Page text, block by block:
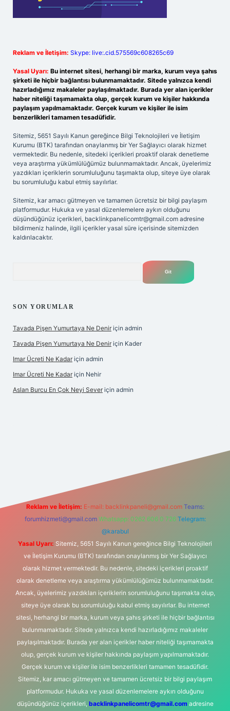
Reklam ve İletişim: Skype: live:.cid.575569c608265c69
Yasal Uyarı: Bu internet sitesi, herhangi bir marka, kurum veya şahıs
şirketi ile hiçbir bağlantısı bulunmamaktadır. Sitede yalnızca kendi
hazırladığımız makaleler paylaşılmaktadır. Burada yer alan içerikler
haber niteliği taşımamakta olup, gerçek kurum ve kişiler hakkında
paylaşım yapılmamaktadır. Gerçek kurum ve kişiler ile isim
benzerlikleri tamamen tesadüfidir.
Sitemiz, 5651 Sayılı Kanun gereğince Bilgi Teknolojileri ve İletişim
Kurumu (BTK) tarafından onaylanmış bir Yer Sağlayıcı olarak hizmet
vermektedir. Bu nedenle, sitedeki içerikleri proaktif olarak denetleme
veya araştırma yükümlülüğümüz bulunmamaktadır. Ancak, üyelerimiz
yazdıkları içeriklerin sorumluluğunu taşımakta olup, siteye üye olarak
bu sorumluluğu kabul etmiş sayılırlar.
Sitemiz, kar amacı gütmeyen ve tamamen ücretsiz bir bilgi paylaşım
platformudur. Hukuka ve yasal düzenlemelere aykırı olduğunu
düşündüğünüz içerikleri, backlinkpanelicomtr@gmail.com adresine
bildirmeniz halinde, ilgili içerikler yasal süre içerisinde sitemizden
kaldırılacaktır.
SON YORUMLAR
Tavada Pişen Yumurtaya Ne Denir için admin
Tavada Pişen Yumurtaya Ne Denir için Kader
Imar Ücreti Ne Kadar için admin
Imar Ücreti Ne Kadar için Nehir
Aslan Burcu En Çok Neyi Sever için admin
Reklam ve İletişim: E-mail: backlinkpaneli@gmail.com Teams:
forumhizmeti@gmail.com Whatsapp: 0262 606 0 726 Telegram:
@karabul
Yasal Uyarı: Sitemiz, 5651 Sayılı Kanun gereğince Bilgi Teknolojileri
ve İletişim Kurumu (BTK) tarafından onaylanmış bir Yer Sağlayıcı
olarak hizmet vermektedir. Bu nedenle, sitedeki içerikleri proaktif
olarak denetleme veya araştırma yükümlülüğümüz bulunmamaktadır.
Ancak, üyelerimiz yazdıkları içeriklerin sorumluluğunu taşımakta olup,
siteye üye olarak bu sorumluluğu kabul etmiş sayılırlar. Bu internet
sitesi, herhangi bir marka, kurum veya şahıs şirketi ile hiçbir bağlantısı
bulunmamaktadır. Sitede yalnızca kendi hazırladığımız makaleler
paylaşılmaktadır. Burada yer alan içerikler haber niteliği taşımamakta
olup, gerçek kurum ve kişiler hakkında paylaşım yapılmamaktadır.
Gerçek kurum ve kişiler ile isim benzerlikleri tamamen tesadüfidir.
Sitemiz, kar amacı gütmeyen ve tamamen ücretsiz bir bilgi paylaşım
platformudur. Hukuka ve yasal düzenlemelere aykırı olduğunu
düşündüğünüz içerikleri, backlinkpanelicomtr@gmail.comadresine